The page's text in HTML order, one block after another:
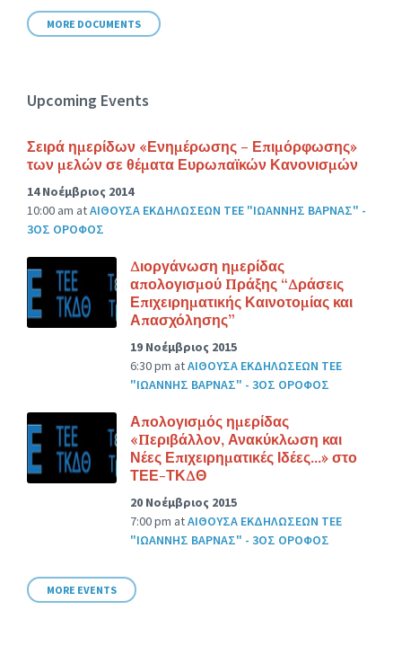
MORE DOCUMENTS
Upcoming Events
Σειρά ημερίδων «Ενημέρωσης – Επιμόρφωσης»
των μελών σε θέματα Ευρωπαϊκών Κανονισμών
14 Νοέμβριος 2014
10:00 am atΑΙΘΟΥΣΑ ΕΚΔΗΛΩΣΕΩΝ ΤΕΕ "ΙΩΑΝΝΗΣ ΒΑΡΝΑΣ" -
3ΟΣ ΟΡΟΦΟΣ
Διοργάνωση ημερίδας
απολογισμού Πράξης “Δράσεις
Επιχειρηματικής Καινοτομίας και
Απασχόλησης”
19 Νοέμβριος 2015
6:30 pm atΑΙΘΟΥΣΑ ΕΚΔΗΛΩΣΕΩΝ ΤΕΕ
"ΙΩΑΝΝΗΣ ΒΑΡΝΑΣ" - 3ΟΣ ΟΡΟΦΟΣ
Απολογισμός ημερίδας
«Περιβάλλον, Ανακύκλωση και
Νέες Επιχειρηματικές Ιδέες…» στο
ΤΕΕ-ΤΚΔΘ
20 Νοέμβριος 2015
7:00 pm atΑΙΘΟΥΣΑ ΕΚΔΗΛΩΣΕΩΝ ΤΕΕ
"ΙΩΑΝΝΗΣ ΒΑΡΝΑΣ" - 3ΟΣ ΟΡΟΦΟΣ
MORE EVENTS